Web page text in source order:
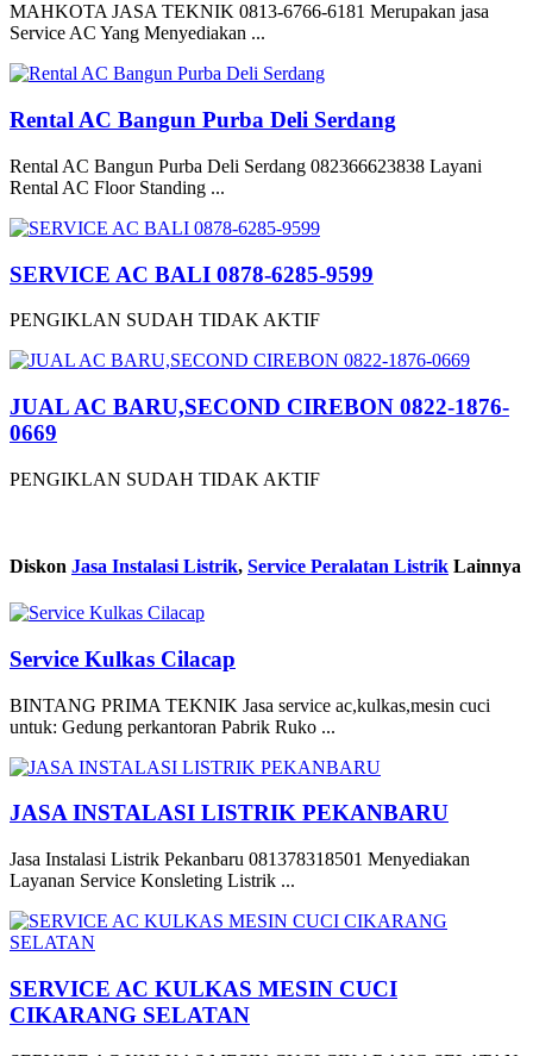
MAHKOTA JASA TEKNIK 0813-6766-6181 Merupakan jasa
Service AC Yang Menyediakan ...
Rental AC Bangun Purba Deli Serdang
Rental AC Bangun Purba Deli Serdang 082366623838 Layani
Rental AC Floor Standing ...
SERVICE AC BALI 0878-6285-9599
PENGIKLAN SUDAH TIDAK AKTIF
JUAL AC BARU,SECOND CIREBON 0822-1876-
0669
PENGIKLAN SUDAH TIDAK AKTIF
Diskon Jasa Instalasi Listrik, Service Peralatan Listrik Lainnya
Service Kulkas Cilacap
BINTANG PRIMA TEKNIK Jasa service ac,kulkas,mesin cuci
untuk: Gedung perkantoran Pabrik Ruko ...
JASA INSTALASI LISTRIK PEKANBARU
Jasa Instalasi Listrik Pekanbaru 081378318501 Menyediakan
Layanan Service Konsleting Listrik ...
SERVICE AC KULKAS MESIN CUCI
CIKARANG SELATAN